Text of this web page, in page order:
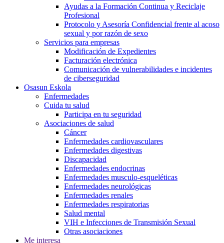
Ayudas a la Formación Continua y Reciclaje
Profesional
Protocolo y Asesoría Confidencial frente al acoso
sexual y por razón de sexo
Servicios para empresas
Modificación de Expedientes
Facturación electrónica
Comunicación de vulnerabilidades e incidentes
de ciberseguridad
Osasun Eskola
Enfermedades
Cuida tu salud
Participa en tu seguridad
Asociaciones de salud
Cáncer
Enfermedades cardiovasculares
Enfermedades digestivas
Discapacidad
Enfermedades endocrinas
Enfermedades musculo-esqueléticas
Enfermedades neurológicas
Enfermedades renales
Enfermedades respiratorias
Salud mental
VIH e Infecciones de Transmisión Sexual
Otras asociaciones
Me interesa